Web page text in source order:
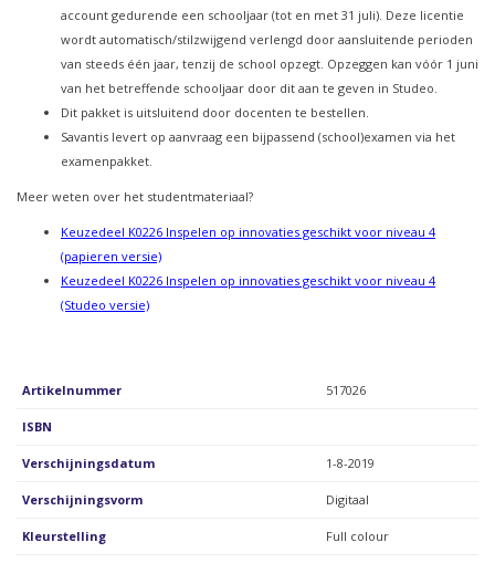
account gedurende een schooljaar (tot en met 31 juli). Deze licentie
wordt automatisch/stilzwijgend verlengd door aansluitende perioden
van steeds één jaar, tenzij de school opzegt. Opzeggen kan vóór 1 juni
van het betreffende schooljaar door dit aan te geven in Studeo.
Dit pakket is uitsluitend door docenten te bestellen.
Savantis levert op aanvraag een bijpassend (school)examen via het
examenpakket.
Meer weten over het studentmateriaal?
Keuzedeel K0226 Inspelen op innovaties geschikt voor niveau 4
(papieren versie)
Keuzedeel K0226 Inspelen op innovaties geschikt voor niveau 4
(Studeo versie)
Artikelnummer 517026
ISBN
Verschijningsdatum 1-8-2019
Verschijningsvorm Digitaal
Kleurstelling Full colour